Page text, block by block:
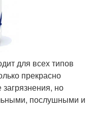
для всех типов
прекрасно
но
послушными и